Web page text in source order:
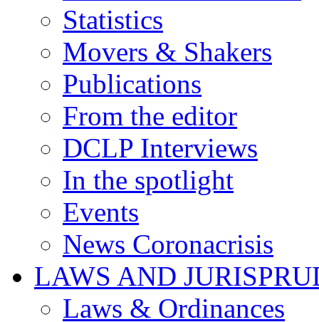
Statistics
Movers & Shakers
Publications
From the editor
DCLP Interviews
In the spotlight
Events
News Coronacrisis
LAWS AND
Laws & Ordinances